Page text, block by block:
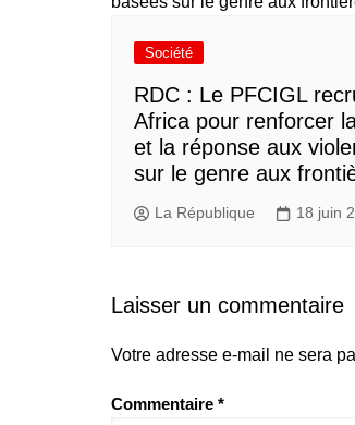
Société
RDC : Le PFCIGL
Africa pour renforcer
et la réponse aux
sur le genre aux
La République 18 juin
Laisser un commentaire
Votre adresse e-mail ne sera
Commentaire *